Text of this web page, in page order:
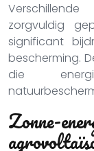
zorgvuldig
significant
bescherming.
die
Zonne-